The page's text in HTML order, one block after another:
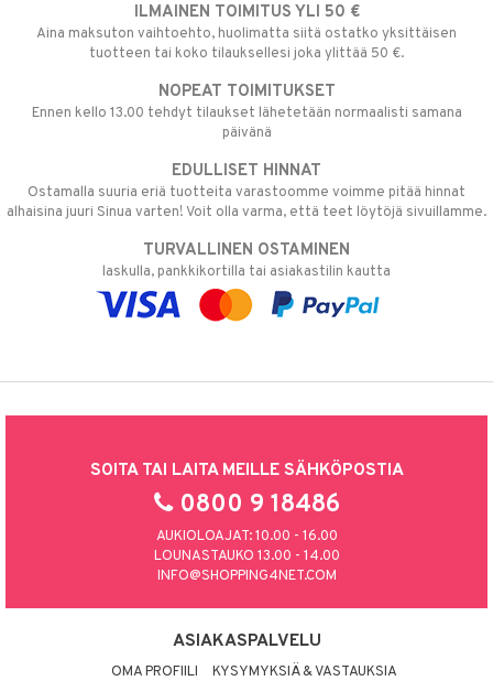
ILMAINEN TOIMITUS YLI 50 €
Aina maksuton vaihtoehto, huolimatta siitä ostatko yksittäisen
tuotteen tai koko tilauksellesi joka ylittää 50 €.
NOPEAT TOIMITUKSET
Ennen kello 13.00 tehdyt tilaukset lähetetään normaalisti samana
päivänä
EDULLISET HINNAT
Ostamalla suuria eriä tuotteita varastoomme voimme pitää hinnat
alhaisina juuri Sinua varten! Voit olla varma, että teet löytöjä sivuillamme.
TURVALLINEN OSTAMINEN
laskulla, pankkikortilla tai asiakastilin kautta
SOITA TAI LAITA MEILLE SÄHKÖPOSTIA
0800 9 18486
AUKIOLOAJAT: 10.00 - 16.00
LOUNASTAUKO 13.00 - 14.00
INFO@SHOPPING4NET.COM
ASIAKASPALVELU
OMA PROFIILI KYSYMYKSIÄ & VASTAUKSIA